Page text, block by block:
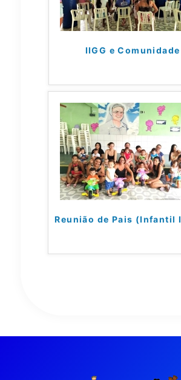
IIGG e Comunidade
Reunião de Pais (Infantil